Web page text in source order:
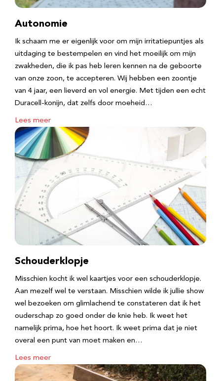
Autonomie
Ik schaam me er eigenlijk voor om mijn irritatiepuntjes als
uitdaging te bestempelen en vind het moeilijk om mijn
zwakheden, die ik pas heb leren kennen na de geboorte
van onze zoon, te accepteren. Wij hebben een zoontje
van 4 jaar, een lieverd en vol energie. Met tijden een echt
Duracell-konijn, dat zelfs door moeheid…
Lees meer
Schouderklopje
Misschien kocht ik wel kaartjes voor een schouderklopje.
Aan mezelf wel te verstaan. Misschien wilde ik jullie show
wel bezoeken om glimlachend te constateren dat ik het
ouderschap zo goed onder de knie heb. Ik weet het
namelijk prima, hoe het hoort. Ik weet prima dat je niet
overal een punt van moet maken en…
Lees meer